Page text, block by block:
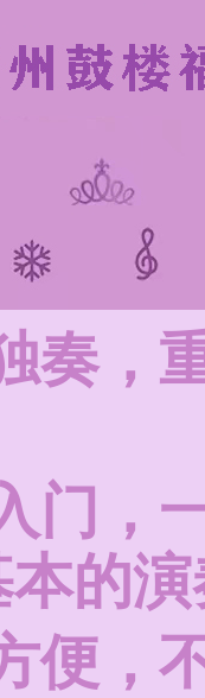
奏，
门，
的
便，